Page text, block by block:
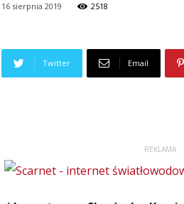
16 sierpnia 2019 2518
Twitter Email
REKLAMA